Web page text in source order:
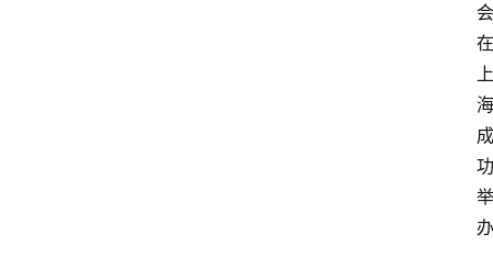
会
在
上
海
成
功
举
办